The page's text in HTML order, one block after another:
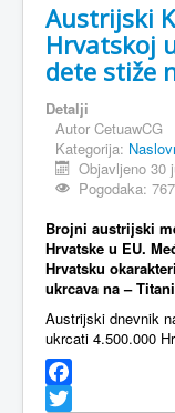
Austrijski
Hrvatskoj
dete stiže
Detalji
Autor CetuawCG
Kategorija:
Objavljeno 30
Pogodaka:
Brojni austrijski
Hrvatske u EU.
Hrvatsku
ukrcava na –
Austrijski dnevnik
ukrcati 4.500.000
Facebook